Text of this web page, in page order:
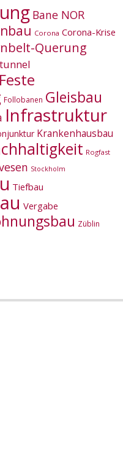
Bane NOR
Corona Corona-Krise
Querung
Feste
Follobanen Gleisbau
Infrastruktur
Krankenhausbau
Rogfast
Stockholm
Tiefbau
Vergabe
Züblin